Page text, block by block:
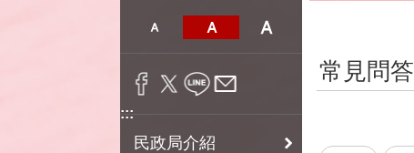
:::
民政局介紹
常見問答